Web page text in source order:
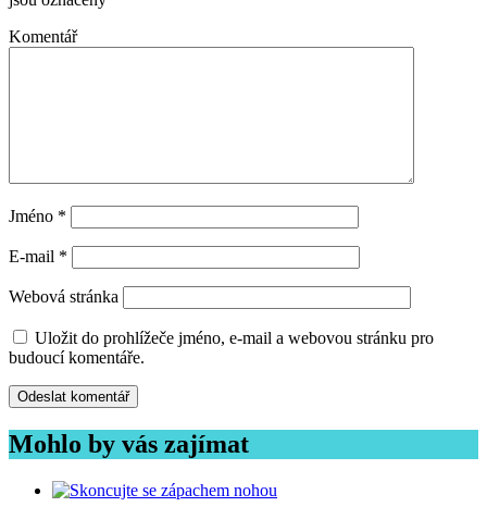
Komentář
Jméno *
E-mail *
Webová stránka
Uložit do prohlížeče jméno, e-mail a webovou stránku pro
budoucí komentáře.
Mohlo by vás zajímat